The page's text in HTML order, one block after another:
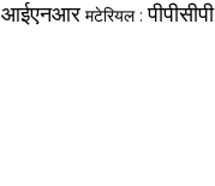
आईएनआर मटेरियल :पीपीसीपी